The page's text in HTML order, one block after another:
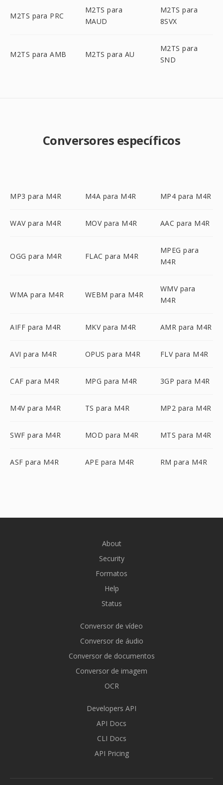
M2TS para PRC
M2TS para
MAUD
M2TS para
8SVX
M2TS para AMB M2TS para AU
M2TS para
SND
Conversores específicos
MP3 para M4R M4A para M4R MP4 para M4R
WAV para M4R MOV para M4R AAC para M4R
OGG para M4R FLAC para M4R
MPEG para
M4R
WMA para M4R WEBM para M4R
WMV para
M4R
AIFF para M4R MKV para M4R AMR para M4R
AVI para M4R OPUS para M4R FLV para M4R
CAF para M4R MPG para M4R 3GP para M4R
M4V para M4R TS para M4R MP2 para M4R
SWF para M4R MOD para M4R MTS para M4R
ASF para M4R APE para M4R RM para M4R
About
Security
Formatos
Help
Status
Conversor de vídeo
Conversor de áudio
Conversor de documentos
Conversor de imagem
OCR
Developers API
API Docs
CLI Docs
API Pricing